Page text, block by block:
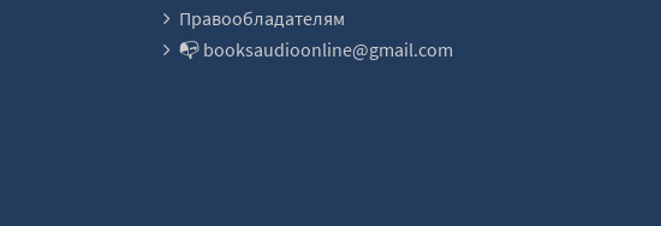
Правообладателям
📭 booksaudioonline@gmail.com